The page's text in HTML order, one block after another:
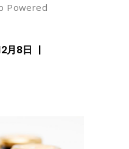
Powered
月8日